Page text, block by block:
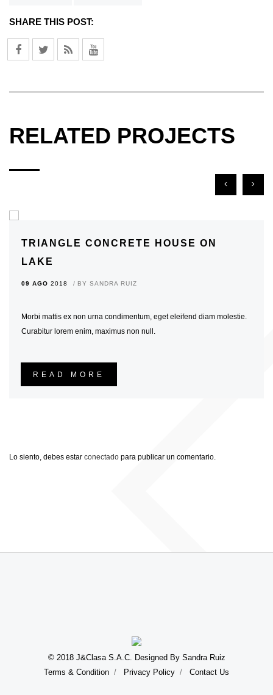
SHARE THIS POST:
RELATED PROJECTS
TRIANGLE CONCRETE HOUSE ON
LAKE
09 AGO 2018 BY SANDRA RUIZ
Morbi mattis ex non urna condimentum, eget eleifend diam molestie.
Curabitur lorem enim, maximus non null.
READ MORE
Lo siento, debes estar conectado para publicar un comentario.
© 2018 J&Clasa S.A.C. Designed By Sandra Ruiz
Terms & Condition
Privacy Policy Contact Us